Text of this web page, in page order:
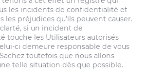
les incidents de confidentialité et
les préjudices qu’ils peuvent causer.
si un incident de
touche les Utilisateurs autorisés
ci demeure responsable de vous
toutefois que nous allons
telle situation dès que possible.